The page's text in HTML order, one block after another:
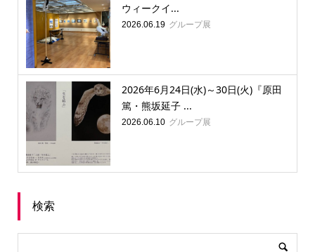
ウィークイ...
2026.06.19 グループ展
2026年6月24日(水)～30日(火)『原田
篤・熊坂延子 ...
2026.06.10 グループ展
検索